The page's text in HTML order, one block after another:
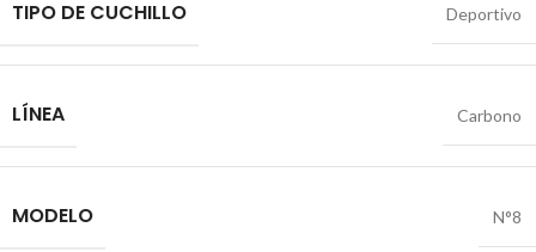
TIPO DE CUCHILLO Deportivo
LÍNEA Carbono
MODELO N°8